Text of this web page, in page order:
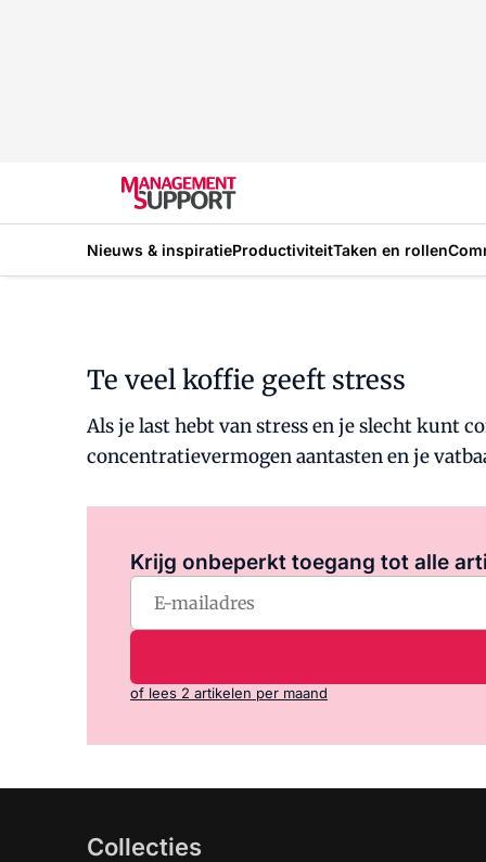
Nieuws & inspiratieProductiviteitTaken en rollen
Te veel koffie geeft stress
Als je last hebt van stress en je slecht kunt
concentratievermogen aantasten en je
Krijg onbeperkt toegang tot alle
of lees 2 artikelen per maand
Collecties